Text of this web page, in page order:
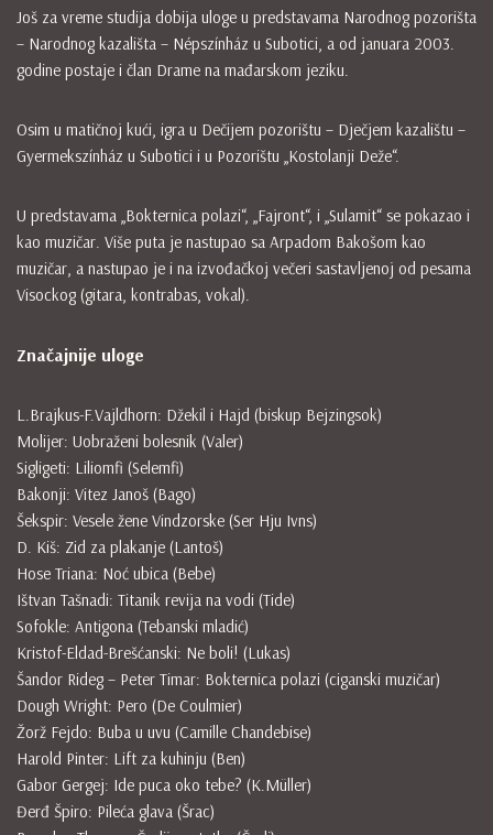
Još za vreme studija dobija uloge u predstavama Narodnog pozorišta
– Narodnog kazališta – Népszínház u Subotici, a od januara 2003.
godine postaje i član Drame na mađarskom jeziku.
Osim u matičnoj kući, igra u Dečijem pozorištu – Dječjem kazalištu –
Gyermekszínház u Subotici i u Pozorištu „Kostolanji Deže“.
U predstavama „Bokternica polazi“, „Fajront“, i „Sulamit“ se pokazao i
kao muzičar. Više puta je nastupao sa Arpadom Bakošom kao
muzičar, a nastupao je i na izvođačkoj večeri sastavljenoj od pesama
Visockog (gitara, kontrabas, vokal).
Značajnije uloge
L.Brajkus-F.Vajldhorn: Džekil i Hajd (biskup Bejzingsok)
Molijer: Uobraženi bolesnik (Valer)
Sigligeti: Liliomfi (Selemfi)
Bakonji: Vitez Janoš (Bago)
Šekspir: Vesele žene Vindzorske (Ser Hju Ivns)
D. Kiš: Zid za plakanje (Lantoš)
Hose Triana: Noć ubica (Bebe)
Ištvan Tašnadi: Titanik revija na vodi (Tide)
Sofokle: Antigona (Tebanski mladić)
Kristof-Eldad-Brešćanski: Ne boli! (Lukas)
Šandor Rideg – Peter Timar: Bokternica polazi (ciganski muzičar)
Dough Wright: Pero (De Coulmier)
Žorž Fejdo: Buba u uvu (Camille Chandebise)
Harold Pinter: Lift za kuhinju (Ben)
Gabor Gergej: Ide puca oko tebe? (K.Müller)
Đerđ Špiro: Pileća glava (Šrac)